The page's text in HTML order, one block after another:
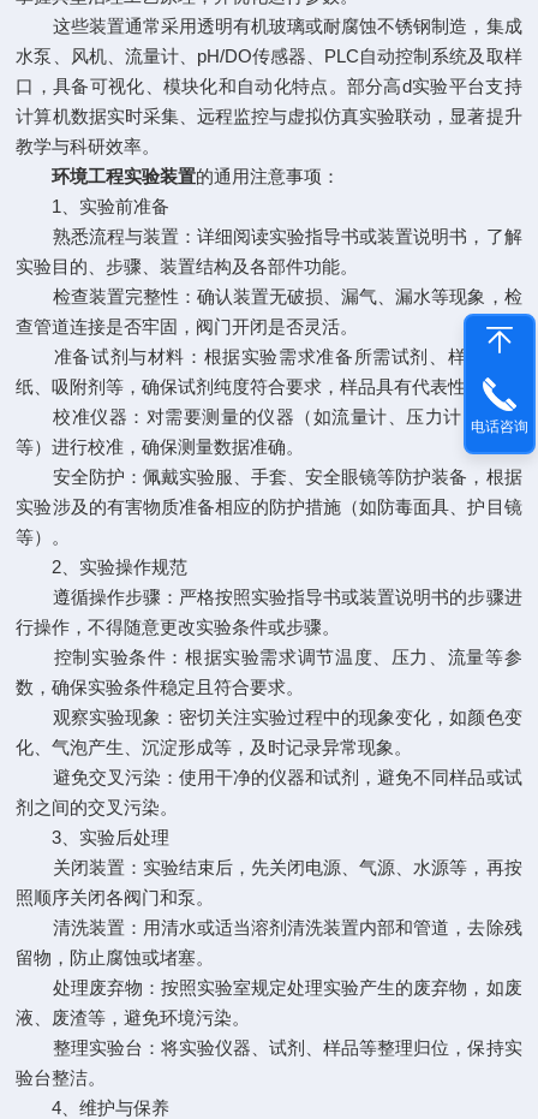
这些装置通常采用透明有机玻璃或耐腐蚀不锈钢制造，集成
水泵、风机、流量计、pH/DO传感器、PLC自动控制系统及取样
口，具备可视化、模块化和自动化特点。部分高d实验平台支持
计算机数据实时采集、远程监控与虚拟仿真实验联动，显著提升
教学与科研效率。
环境工程实验装置的通用注意事项：
1、实验前准备
熟悉流程与装置：详细阅读实验指导书或装置说明书，了解
实验目的、步骤、装置结构及各部件功能。
检查装置完整性：确认装置无破损、漏气、漏水等现象，检
查管道连接是否牢固，阀门开闭是否灵活。
准备试剂与材料：根据实验需求准备所需试剂、样品、滤
纸、吸附剂等，确保试剂纯度符合要求，样品具有代表性。
校准仪器：对需要测量的仪器（如流量计、压力计、pH计
等）进行校准，确保测量数据准确。
安全防护：佩戴实验服、手套、安全眼镜等防护装备，根据
实验涉及的有害物质准备相应的防护措施（如防毒面具、护目镜
等）。
2、实验操作规范
遵循操作步骤：严格按照实验指导书或装置说明书的步骤进
行操作，不得随意更改实验条件或步骤。
控制实验条件：根据实验需求调节温度、压力、流量等参
数，确保实验条件稳定且符合要求。
观察实验现象：密切关注实验过程中的现象变化，如颜色变
化、气泡产生、沉淀形成等，及时记录异常现象。
避免交叉污染：使用干净的仪器和试剂，避免不同样品或试
剂之间的交叉污染。
3、实验后处理
关闭装置：实验结束后，先关闭电源、气源、水源等，再按
照顺序关闭各阀门和泵。
清洗装置：用清水或适当溶剂清洗装置内部和管道，去除残
留物，防止腐蚀或堵塞。
处理废弃物：按照实验室规定处理实验产生的废弃物，如废
液、废渣等，避免环境污染。
整理实验台：将实验仪器、试剂、样品等整理归位，保持实
验台整洁。
4、维护与保养
电话咨询